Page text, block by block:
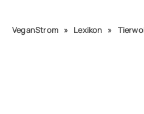
VeganStrom » Lexikon »